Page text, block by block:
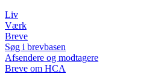
Liv
Værk
Breve
Søg i brevbasen
Afsendere og modtagere
Breve om HCA